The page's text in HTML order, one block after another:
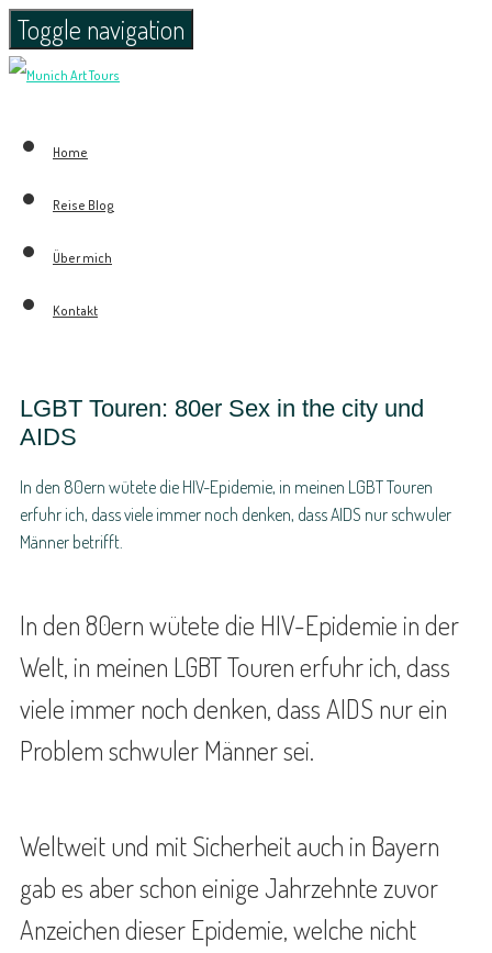
Toggle navigation
Home
Reise Blog
Über mich
Kontakt
LGBT Touren: 80er Sex in the city und
AIDS
In den 80ern wütete die HIV-Epidemie, in meinen LGBT Touren
erfuhr ich, dass viele immer noch denken, dass AIDS nur schwuler
Männer betrifft.
In den 80ern wütete die HIV-Epidemie in der
Welt, in meinen LGBT Touren erfuhr ich, dass
viele immer noch denken, dass AIDS nur ein
Problem schwuler Männer sei.
Weltweit und mit Sicherheit auch in Bayern
gab es aber schon einige Jahrzehnte zuvor
Anzeichen dieser Epidemie, welche nicht